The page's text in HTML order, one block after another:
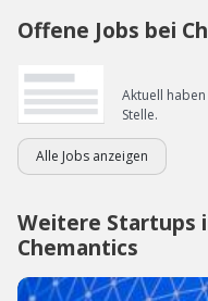
Offene Jobs bei
Aktuell
Stelle.
Alle Jobs anzeigen
Weitere Startups
Chemantics